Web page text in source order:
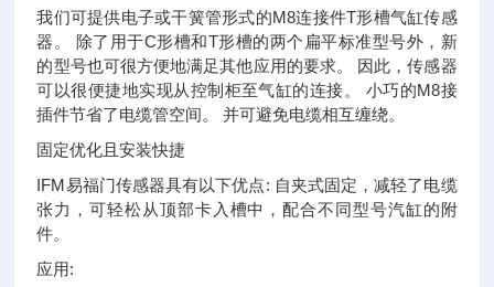
我们可提供电子或干簧管形式的M8连接件T形槽气缸传感
器。 除了用于C形槽和T形槽的两个扁平标准型号外，新
的型号也可很方便地满足其他应用的要求。 因此，传感器
可以很便捷地实现从控制柜至气缸的连接。 小巧的M8接
插件节省了电缆管空间。 并可避免电缆相互缠绕。
固定优化且安装快捷
IFM易福门传感器具有以下优点: 自夹式固定，减轻了电缆
张力，可轻松从顶部卡入槽中，配合不同型号汽缸的附
件。
应用: